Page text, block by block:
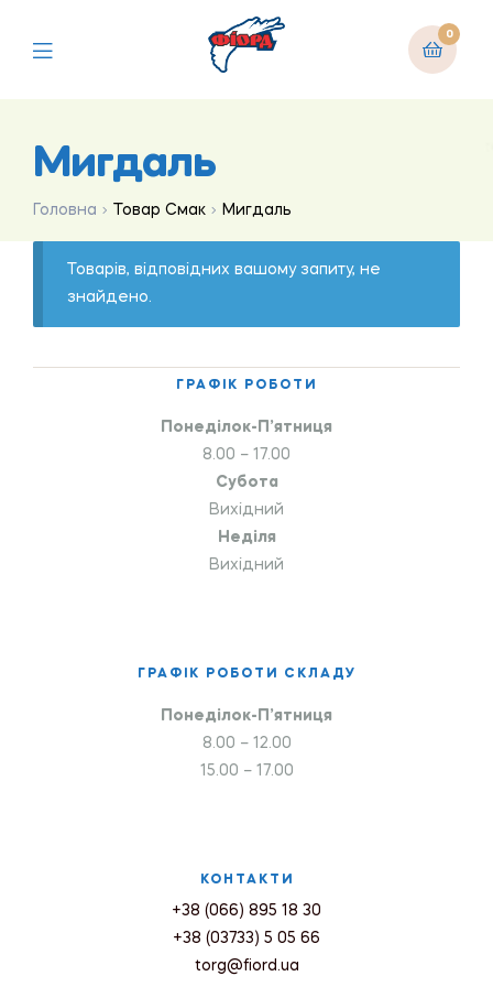
0
Мигдаль
Головна Товар Смак Мигдаль
Товарів, відповідних вашому запиту, не
знайдено.
ГРАФІК РОБОТИ
Понеділок-П’ятниця
8.00 – 17.00
Субота
Вихідний
Неділя
Вихідний
ГРАФІК РОБОТИ СКЛАДУ
Понеділок-П’ятниця
8.00 – 12.00
15.00 – 17.00
КОНТАКТИ
+38 (066) 895 18 30
+38 (03733) 5 05 66
torg@fiord.ua